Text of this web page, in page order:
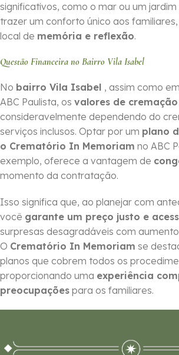
significativos, como o mar ou um
trazer um conforto único aos
local de memória e reflexão.
Questão Financeira no Bairro Vila Isabel
No bairro Vila Isabel , assim como
ABC Paulista, os valores de cremação
consideravelmente dependendo do
serviços inclusos. Optar por um plano
o Crematório In Memoriam no ABC
exemplo, oferece a vantagem de
momento da contratação.
Isso significa que, ao planejar com
você garante um preço justo e
surpresas desagradáveis com
O Crematório In Memoriam se
planos que cobrem todos os
proporcionando uma experiência
preocupações para os familiares.